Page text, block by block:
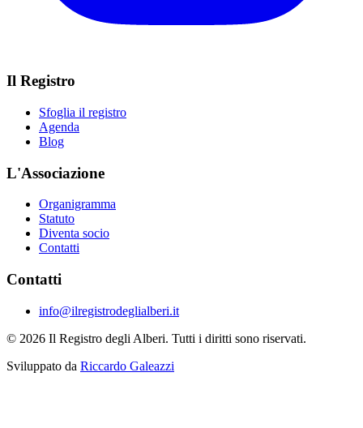
Il Registro
Sfoglia il registro
Agenda
Blog
L'Associazione
Organigramma
Statuto
Diventa socio
Contatti
Contatti
info@ilregistrodeglialberi.it
© 2026 Il Registro degli Alberi. Tutti i diritti sono riservati.
Sviluppato da Riccardo Galeazzi